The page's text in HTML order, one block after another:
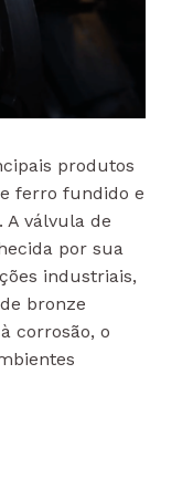
produtos
ferro fundido e
A válvula de
por sua
industriais,
bronze
corrosão, o